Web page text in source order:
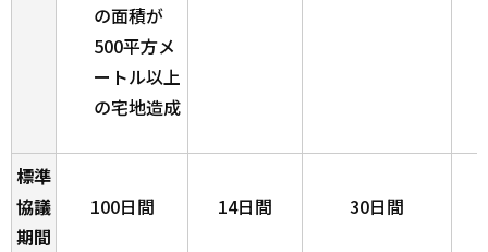
の面積が
500平方メ
ートル以上
の宅地造成
標準
協議
期間
100日間 14日間 30日間